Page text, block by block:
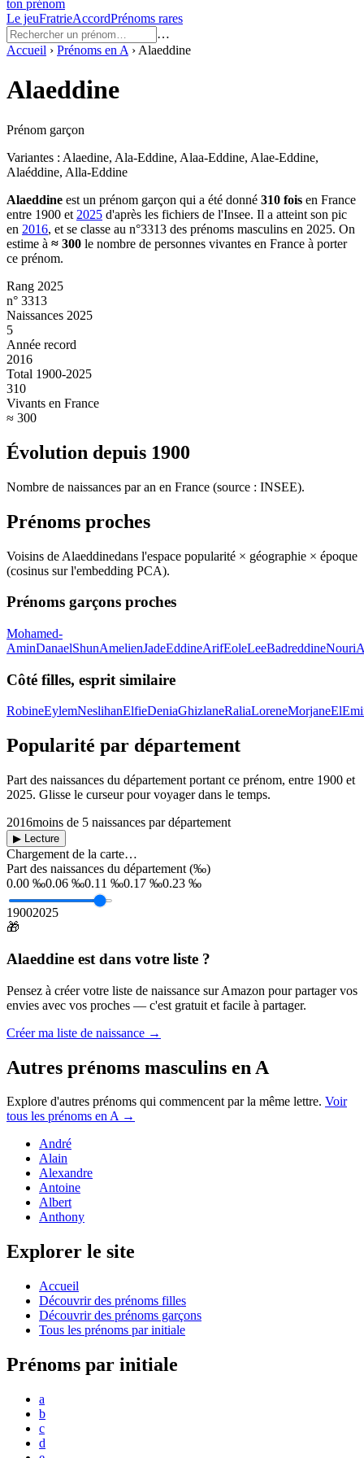
ton prénom
Le jeuFratrieAccordPrénoms rares
…
Accueil › Prénoms en A › Alaeddine
Alaeddine
Prénom garçon
Variantes : Alaedine, Ala-Eddine, Alaa-Eddine, Alae-Eddine,
Alaéddine, Alla-Eddine
Alaeddine est un prénom garçon qui a été donné 310 fois en France
entre 1900 et 2025 d'après les fichiers de l'Insee. Il a atteint son pic
en 2016, et se classe au n°3313 des prénoms masculins en 2025. On
estime à ≈ 300 le nombre de personnes vivantes en France à porter
ce prénom.
Rang 2025
n° 3313
Naissances 2025
5
Année record
2016
Total 1900-2025
310
Vivants en France
≈ 300
Évolution depuis 1900
Nombre de naissances par an en France (source : INSEE).
Prénoms proches
Voisins de Alaeddinedans l'espace popularité × géographie × époque
(cosinus sur l'embedding PCA).
Prénoms garçons proches
Mohamed-
AminDanaelShunAmelienJadeEddineArifEoleLeeBadreddineNouri
Côté filles, esprit similaire
RobineEylemNeslihanElfieDeniaGhizlaneRaliaLoreneMorjaneEl
Popularité par département
Part des naissances du département portant ce prénom, entre 1900 et
2025. Glisse le curseur pour voyager dans le temps.
2016moins de 5 naissances par département
▶ Lecture
Chargement de la carte…
Part des naissances du département (‰)
0.00 ‰0.06 ‰0.11 ‰0.17 ‰0.23 ‰
19002025
🎁
Alaeddine est dans votre liste ?
Pensez à créer votre liste de naissance sur Amazon pour partager vos
envies avec vos proches — c'est gratuit et facile à partager.
Créer ma liste de naissance →
Autres prénoms masculins en A
Explore d'autres prénoms qui commencent par la même lettre. Voir
tous les prénoms enA→
André
Alain
Alexandre
Antoine
Albert
Anthony
Explorer le site
Accueil
Découvrir des prénoms filles
Découvrir des prénoms garçons
Tous les prénoms par initiale
Prénoms par initiale
a
b
c
d